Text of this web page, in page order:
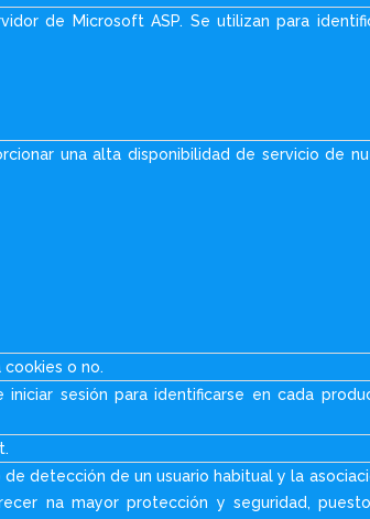
de Microsoft ASP. Se utilizan para
una alta disponibilidad de servicio de
o no.
sesión para identificarse en cada
detección de un usuario habitual y la
na mayor protección y seguridad,